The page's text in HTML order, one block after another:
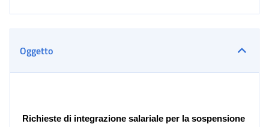
Oggetto
Richieste di integrazione salariale per la sospensione